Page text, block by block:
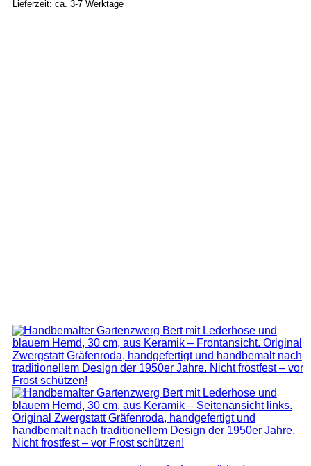
Lieferzeit: ca. 3-7 Werktage